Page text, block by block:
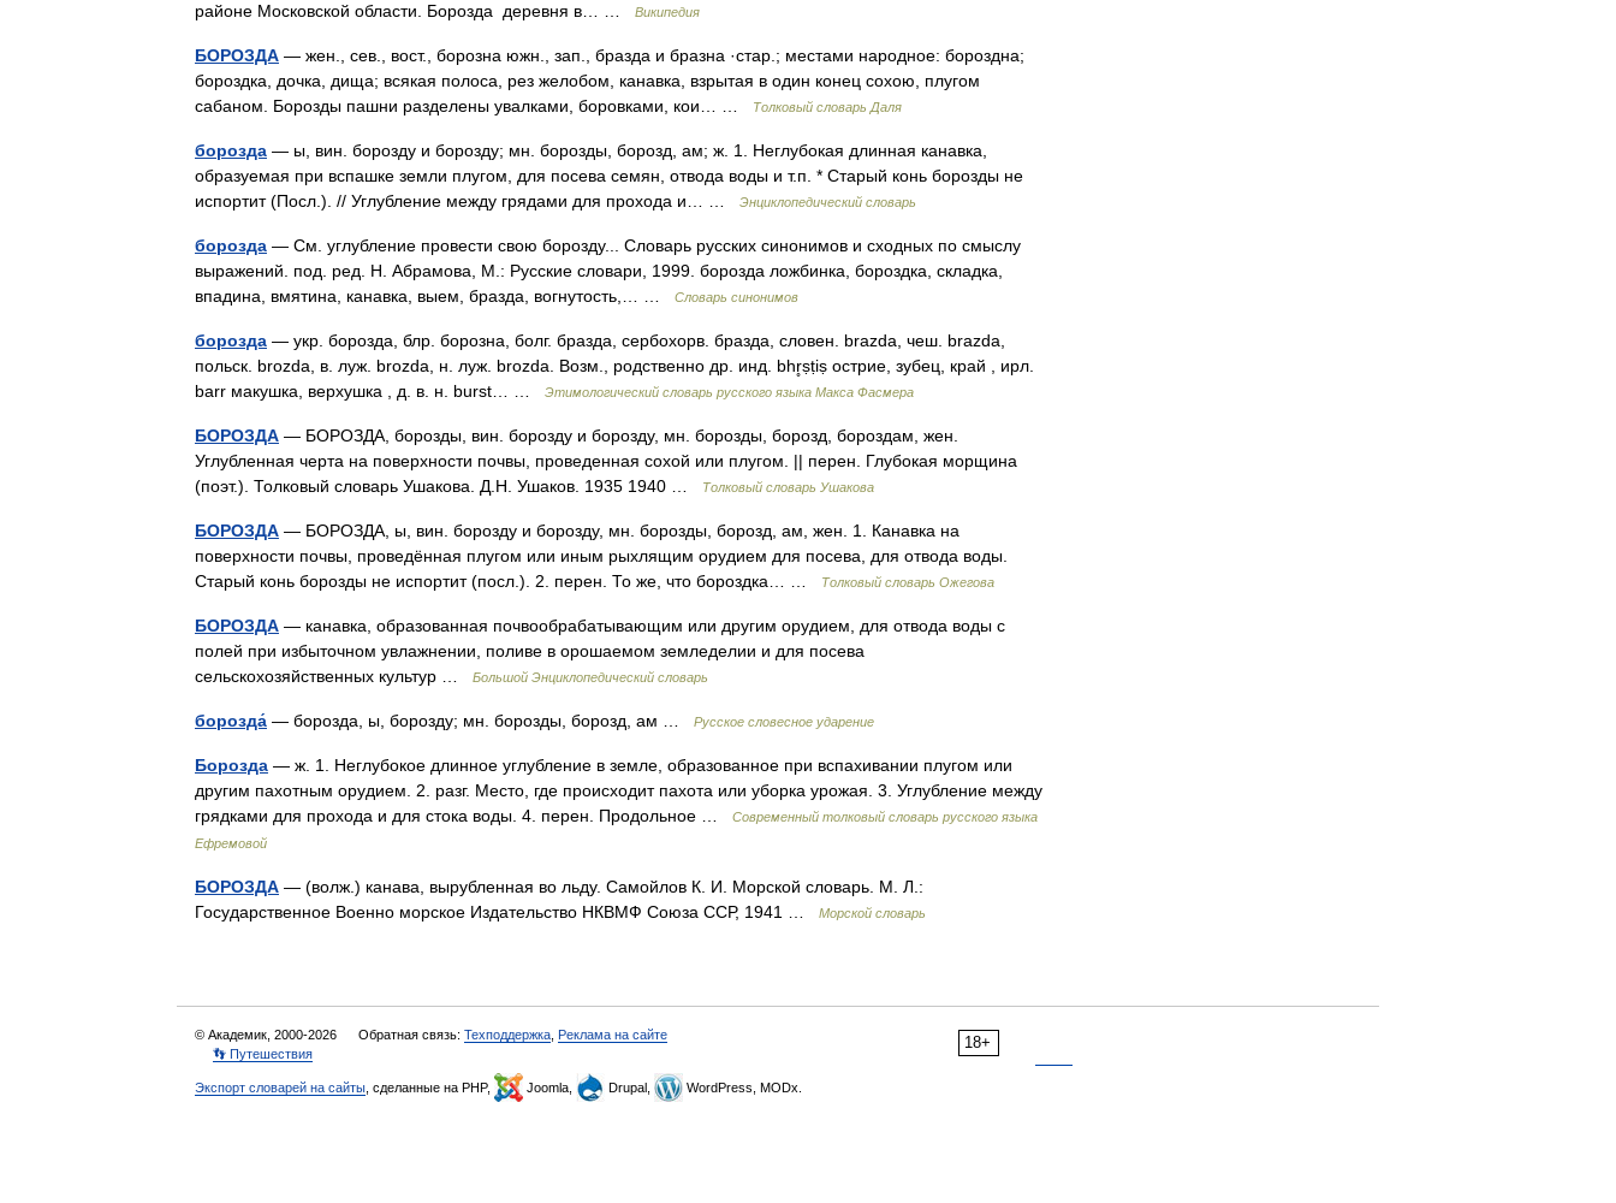
районе Московской области. Борозда деревня в… …
Википедия
БОРОЗДА — жен., сев., вост., борозна южн., зап., бразда и бразна ·стар.; местами народное: бороздна;
бороздка, дочка, дища; всякая полоса, рез желобом, канавка, взрытая в один конец сохою, плугом
сабаном. Борозды пашни разделены увалками, боровками, кои… …
Толковый словарь Даля
борозда — ы, вин. борозду и борозду; мн. борозды, борозд, ам; ж. 1. Неглубокая длинная канавка,
образуемая при вспашке земли плугом, для посева семян, отвода воды и т.п. * Старый конь борозды не
испортит (Посл.). // Углубление между грядами для прохода и… …
Энциклопедический словарь
борозда — См. углубление провести свою борозду... Словарь русских синонимов и сходных по смыслу
выражений. под. ред. Н. Абрамова, М.: Русские словари, 1999. борозда ложбинка, бороздка, складка,
впадина, вмятина, канавка, выем, бразда, вогнутость,… …
Словарь синонимов
борозда — укр. борозда, блр. борозна, болг. бразда, сербохорв. бразда, словен. brazda, чеш. brazda,
польск. brozda, в. луж. brozda, н. луж. brozda. Возм., родственно др. инд. bhr̥ṣṭiṣ острие, зубец, край , ирл.
barr макушка, верхушка , д. в. н. burst… …
Этимологический словарь русского языка Макса Фасмера
БОРОЗДА — БОРОЗДА, борозды, вин. борозду и борозду, мн. борозды, борозд, бороздам, жен.
Углубленная черта на поверхности почвы, проведенная сохой или плугом. || перен. Глубокая морщина
(поэт.). Толковый словарь Ушакова. Д.Н. Ушаков. 1935 1940 …
Толковый словарь Ушакова
БОРОЗДА — БОРОЗДА, ы, вин. борозду и борозду, мн. борозды, борозд, ам, жен. 1. Канавка на
поверхности почвы, проведённая плугом или иным рыхлящим орудием для посева, для отвода воды.
Старый конь борозды не испортит (посл.). 2. перен. То же, что бороздка… …
Толковый словарь Ожегова
БОРОЗДА — канавка, образованная почвообрабатывающим или другим орудием, для отвода воды с
полей при избыточном увлажнении, поливе в орошаемом земледелии и для посева
сельскохозяйственных культур …
Большой Энциклопедический словарь
борозда́ — борозда, ы, борозду; мн. борозды, борозд, ам … Русское словесное ударение
Борозда — ж. 1. Неглубокое длинное углубление в земле, образованное при вспахивании плугом или
другим пахотным орудием. 2. разг. Место, где происходит пахота или уборка урожая. 3. Углубление между
грядками для прохода и для стока воды. 4. перен. Продольное …
Современный толковый словарь русского языка
Ефремовой
БОРОЗДА — (волж.) канава, вырубленная во льду. Самойлов К. И. Морской словарь. М. Л.:
Государственное Военно морское Издательство НКВМФ Союза ССР, 1941 …
Морской словарь
18+
© Академик, 2000-2026 Обратная связь: Техподдержка Реклама на сайте
👣 Путешествия
Экспорт словарей на сайты , сделанные на PHP, Joomla, Drupal, WordPress, MODx.